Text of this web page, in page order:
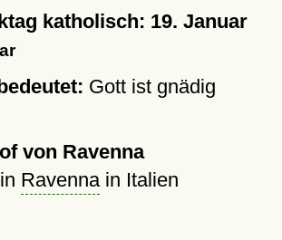
katholisch: 19. Januar
Gott ist gnädig
von Ravenna
in Ravennain Italien